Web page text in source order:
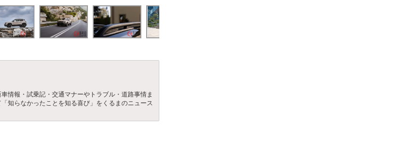
情報・試乗記・交通マナーやトラブル・道路事情ま
知らなかったことを知る喜び」をくるまのニュース